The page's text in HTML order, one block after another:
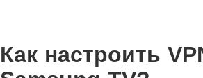
Как настроить